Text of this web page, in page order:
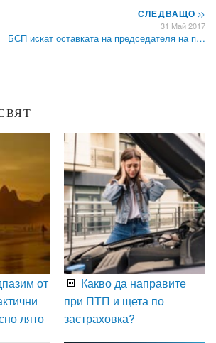
СЛЕДВАЩО>>
31 Май 2017
БСП искат оставката на председателя на п…
от
лято
Какво да направите
при ПТП и щета по
застраховка?